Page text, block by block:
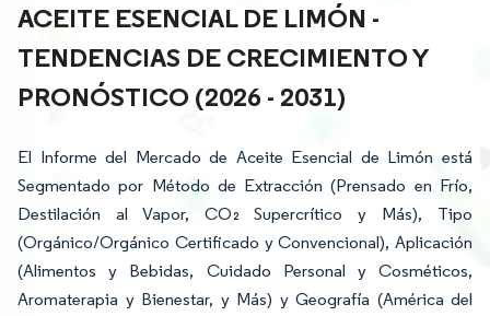
ACEITE ESENCIAL DE LIMÓN -
TENDENCIAS DE CRECIMIENTO Y
PRONÓSTICO (2026 - 2031)
El Informe del Mercado de Aceite Esencial de Limón está
Segmentado por Método de Extracción (Prensado en Frío,
Destilación al Vapor, CO₂ Supercrítico y Más), Tipo
(Orgánico/Orgánico Certificado y Convencional), Aplicación
(Alimentos y Bebidas, Cuidado Personal y Cosméticos,
Aromaterapia y Bienestar, y Más) y Geografía (América del